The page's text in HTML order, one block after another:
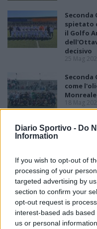
Diario Sportivo - Do
Information
If you wish to opt-out of
processing of your
targeted advertising by
section to confirm your
opt-out request is
interest-based ads
us or personal
Seconda
spietato
il Golfo
decisivo
25 Mag
come
18 Mag
Seconda
del La